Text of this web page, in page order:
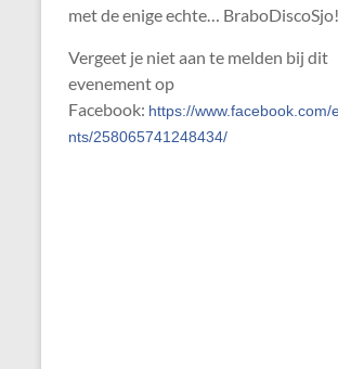
met de enige echte…
Vergeet je niet aan te melden bij dit
evenement op
Facebook: https://www.facebook.com/
nts/258065741248434/